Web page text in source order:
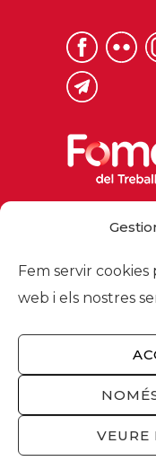
Fem servir
web i els nostres
VEURE
© 2026 -
Nosaltres
privacitat/